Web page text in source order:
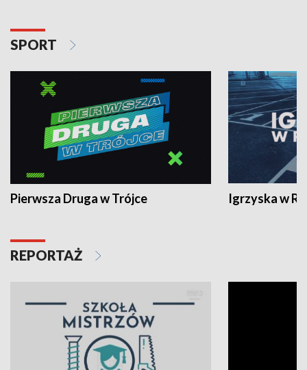
SPORT
Pierwsza Druga w Trójce Igrzyska w
REPORTAŻ